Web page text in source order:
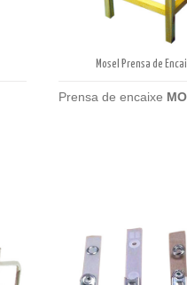
Mosel Prensa de
Prensa de encaixe